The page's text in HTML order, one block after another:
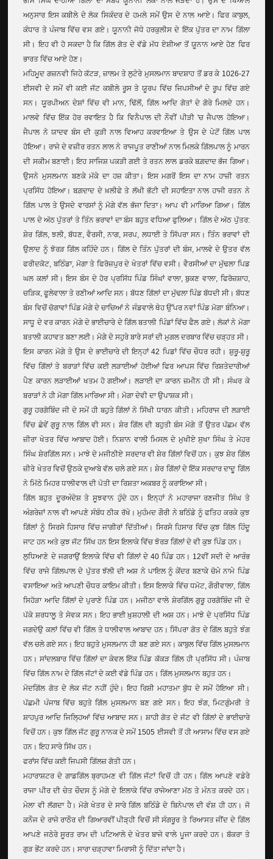
ਅਨੁਸਾਰ ਇਸ ਕਬੀਲੇ ਦੇ ਲੋਕ ਸਿਕੰਦਰ ਦੇ ਹਮਲੇ ਸਮੇਂ ਉਸ ਦੇ ਨਾਲ ਆਏ। ਫਿਰ ਕਾਬੁਲ,
ਕੰਧਾਰ ਤੇ ਪੰਜਾਬ ਵਿੱਚ ਵਸ ਗਏ। ਯੂਨਾਨੀ ਜੋਧੇ ਹਰਕੁਲੀਸ ਦੇ ਇੱਕ ਪੁੱਤਰ ਦਾ ਨਾਮ ਗਿੱਲਾ
ਸੀ। ਇਹ ਵੀ ਹੋ ਸਕਦਾ ਹੈ ਕਿ ਗਿੱਲ ਗੋਤ ਦੇ ਵੱਡੇ ਮੱਧ ਏਸ਼ੀਆ ਤੋਂ ਯੂਨਾਨ ਆਏ ਹੋਣ ਫਿਰ
ਭਾਰਤ ਵਿੱਚ ਆਏ ਹੋਣ।
ਮਹਿਮੂਦ ਗਜ਼ਨਵੀ ਜਿਹੇ ਕੱਟੜ, ਜ਼ਾਲਮ ਤੇ ਲੁਟੇਰੇ ਮੁਸਲਮਾਨ ਬਾਦਸ਼ਾਹ ਤੋਂ ਡਰ ਕੇ 1026-27
ਈਸਵੀ ਦੇ ਸਮੇਂ ਵੀ ਕਈ ਜੱਟ ਕਬੀਲੇ ਰੂਸ ਤੇ ਯੂਰਪ ਵਿੱਚ ਜਿਪਸੀਆਂ ਦੇ ਰੂਪ ਵਿੱਚ ਗਏ
ਸਨ। ਯੂਰਪੀਅਨ ਦੇਸ਼ਾਂ ਵਿੱਚ ਵੀ ਮਾਨ, ਢਿੱਲੋਂ, ਗਿੱਲ ਆਦਿ ਗੋਤਾਂ ਦੇ ਗੋਰੇ ਮਿਲਦੇ ਹਨ।
ਮਾਲਵੇ ਵਿੱਚ ਇੱਕ ਹੋਰ ਰਵਾਇਤ ਹੈ ਕਿ ਵਿਨੈਪਾਲ ਦੀ ਨੌਵੀਂ ਪੀੜੀ 'ਚ ਜੈਪਾਲ ਹੋਇਆ।
ਜੈਪਾਲ ਨੇ ਯਾਦਵ ਬੰਸ ਦੀ ਕੁੜੀ ਨਾਲ ਵਿਆਹ ਕਰਵਾਇਆ ਤੇ ਉਸ ਦੇ ਪੇਟੋਂ ਗਿੱਲ ਪਾਲ
ਹੋਇਆ। ਰਾਜੇ ਦੇ ਵਜ਼ੀਰ ਰਤਨ ਲਾਲ ਨੇ ਰਾਜਪੂਤ ਰਾਣੀਆਂ ਨਾਲ ਮਿਲਕੇ ਗਿੱਲਪਾਲ ਨੂੰ ਮਾਰਨ
ਦੀ ਸਕੀਮ ਬਣਾਈ। ਇਹ ਸਾਜਿਸ਼ ਪਕੜੀ ਗਈ ਤੇ ਰਤਨ ਲਾਲ ਡਰਕੇ ਬਗ਼ਦਾਦ ਭੱਜ ਗਿਆ।
ਉਸਨੇ ਮੁਸਲਮਾਨ ਬਣਕੇ ਮੱਕੇ ਦਾ ਹਜ਼ ਕੀਤਾ। ਇਸ ਮਗਰੋਂ ਇਸ ਦਾ ਨਾਮ ਹਾਜ਼ੀ ਰਤਨ
ਪ੍ਰਸਿੱਧ ਹੋਇਆ। ਬਗ਼ਦਾਦ ਦੇ ਖ਼ਲੀਫੇ ਤੇ ਲੱਖੀ ਭੱਟੀ ਦੀ ਸਹਾਇਤਾ ਨਾਲ ਹਾਜੀ ਰਤਨ ਨੇ
ਗਿੱਲ ਪਾਲ ਤੇ ਉਸਦੇ ਵਾਰਸਾਂ ਨੂੰ ਮੋਗੇ ਵੱਲ ਭੱਜਾ ਦਿਤਾ। ਆਪ ਵੀ ਮਾਰਿਆ ਗਿਆ। ਗਿੱਲ
ਪਾਲ ਦੇ ਅੱਠ ਪੁੱਤਰਾਂ ਤੇ ਤਿੰਨ ਭਰਾਵਾਂ ਦਾ ਬੰਸ ਬਹੁਤ ਵਧਿਆ ਫੁਲਿਆ। ਗਿੱਲ ਦੇ ਅੱਠ ਪੁੱਤਰ:
ਸ਼ੇਰ ਗਿੱਲ, ਝਲੀ, ਬੱਧਣ, ਵੈਰਸੀ, ਨਾਗ, ਸਰਪ, ਲਧਾਈ ਤੇ ਸਿੱਪਰਾ ਸਨ। ਤਿੰਨ ਭਰਾਵਾਂ ਦੀ
ਉਲਾਦ ਨੂੰ ਝੋਰੜ ਗਿੱਲ ਕਹਿੰਦੇ ਹਨ। ਗਿੱਲ ਦੇ ਤਿੰਨ ਪੁੱਤਰਾਂ ਦੀ ਬੰਸ, ਮਾਲਵੇ ਦੇ ਉਤਰ ਵੱਲ
ਫਰੀਦਕੋਟ, ਬਠਿੰਡਾ, ਮੋਗਾ ਤੇ ਫਿਰੋਜ਼ਪੁਰ ਦੇ ਖੇਤਰਾਂ ਵਿੱਚ ਵਸੀ। ਵੈਰਸੀਆਂ ਦਾ ਮੁੱਢਲਾ ਪਿਡ
ਘਲ ਕਲਾਂ ਸੀ। ਇਸ ਬੰਸ ਦੇ ਹੋਰ ਪ੍ਰਸਿੱਧ ਪਿੰਡ ਸਿੰਘਾਂ ਵਾਲਾ, ਬੁਕਣ ਵਾਲਾ, ਫਿਰੋਜ਼ਸ਼ਾਹ,
ਚੜਿਕ, ਫੂਲੇਵਾਲਾ ਤੇ ਰਣੀਆਂ ਆਦਿ ਸਨ। ਬੱਧਣ ਗਿੱਲਾਂ ਦਾ ਮੁੱਢਲਾ ਪਿੰਡ ਬੱਧਦੀ ਸੀ। ਬੱਧਣ
ਬੰਸ ਵਿਚੋਂ ਚੋਗਾਵਾਂ ਪਿੰਡ ਮੋਗੇ ਦੇ ਚਾਚਿਆਂ ਨੇ ਜੰਡਵਾਲੇ ਥੇਹ ਉੱਪਰ ਨਵਾਂ ਪਿੰਡ ਮੋਗਾ ਬੰਨਿਆ।
ਸਾਧੂ ਦੇ ਵਰ ਕਾਰਨ ਮੋਗੇ ਦੇ ਭਾਈਚਾਰੇ ਦੇ ਗਿੱਲ ਬਤਾਲੀ ਪਿੰਡਾਂ ਵਿੱਚ ਫੈਲ ਗਏ। ਲੋਕਾਂ ਨੇ ਮੋਗਾ
ਬਤਾਲੀ ਕਹਾਵਤ ਬਣਾ ਲਈ। ਮੋਗੇ ਦੇ ਸਹੁਰੇ ਬਾਰੇ ਸਰਾਂ ਦੀ ਮੁਗਲ ਦਰਬਾਰ ਵਿੱਚ ਚੜ੍ਹਤ ਸੀ।
ਇਸ ਕਾਰਨ ਮੋਗੇ ਤੇ ਉਸ ਦੇ ਭਾਈਚਾਰੇ ਦੀ ਇਨ੍ਹਾਂ 42 ਪਿਡਾਂ ਵਿੱਚ ਚੌਧਰ ਰਹੀ। ਸ਼ੁਰੂ-ਸ਼ੁਰੂ
ਵਿੱਚ ਗਿੱਲਾਂ ਤੇ ਬਰਾੜਾਂ ਵਿੱਚ ਕਈ ਲੜਾਈਆਂ ਹੋਈਆਂ ਫਿਰ ਆਪਸ ਵਿੱਚ ਰਿਸ਼ਤੇਦਾਰੀਆਂ
ਪੈਣ ਕਾਰਨ ਲੜਾਈਆਂ ਖਤਮ ਹੋ ਗਈਆਂ। ਲੜਾਈ ਦਾ ਕਾਰਨ ਜ਼ਮੀਨ ਹੀ ਸੀ। ਸੰਘਰ ਕੇ
ਬਰਾੜਾਂ ਨੇ ਹੀ ਮੋਗਾ ਗਿੱਲ ਮਾਰਿਆ ਸੀ। ਮੋਗਾ ਦੇਵੀ ਦਾ ਉਪਾਸ਼ਕ ਸੀ।
ਗੁਰੂ ਹਰਗੋਬਿੰਦ ਜੀ ਦੇ ਸਮੇਂ ਹੀ ਬਹੁਤੇ ਗਿੱਲਾਂ ਨੇ ਸਿੱਖੀ ਧਾਰਨ ਕੀਤੀ। ਮਹਿਰਾਜ ਦੀ ਲੜਾਈ
ਵਿੱਚ ਛੇਵੇਂ ਗੁਰੂ ਨਾਲ ਗਿੱਲ ਵੀ ਸਨ। ਸ਼ੇਰ ਗਿੱਲ ਦੀ ਬਹੁਤੀ ਬੰਸ ਮੋਗੇ ਤੋਂ ਉਤਰ ਪੱਛਮ ਵੱਲ
ਜ਼ੀਰਾ ਖੇਤਰ ਵਿੱਚ ਆਬਾਦ ਹੋਈ। ਨਿਸ਼ਾਨ ਵਾਲੀ ਮਿਸਲ ਦੇ ਮੁਖੀਏ ਸੁਖਾ ਸਿੰਘ ਤੇ ਮੇਹਰ
ਸਿੰਘ ਸ਼ੇਰਗਿੱਲ ਸਨ। ਮਾਝੇ ਦੇ ਮਜੀਠੀਏ ਸਰਦਾਰ ਵੀ ਸ਼ੇਰ ਗਿੱਲਾਂ ਵਿਚੋਂ ਹਨ। ਕੁਝ ਸ਼ੇਰ ਗਿੱਲ
ਜ਼ੀਰੇ ਖੇਤਰ ਵਿਚੋਂ ਉਠਕੇ ਦੁਆਬੇ ਵੱਲ ਚਲੇ ਗਏ ਸਨ। ਸ਼ੇਰ ਗਿੱਲਾਂ ਦੇ ਇੱਕ ਸਰਦਾਰ ਦਾਦੂ ਗਿੱਲ
ਨੇ ਮਿੱਠੇ ਮਿਹਰ ਧਾਲੀਵਾਲ ਦੀ ਪੋਤੀ ਦਾ ਰਿਸ਼ਤਾ ਅਕਬਰ ਨੂੰ ਕਰਾਇਆ ਸੀ।
ਗਿੱਲ ਬਹੁਤ ਦੂਰਅੰਦੇਸ਼ ਤੇ ਸੂਝਵਾਨ ਹੁੰਦੇ ਹਨ। ਇਨ੍ਹਾਂ ਨੇ ਮਹਾਰਾਜਾ ਰਣਜੀਤ ਸਿੰਘ ਤੇ
ਅੰਗਰੇਜ਼ਾਂ ਨਾਲ ਵੀ ਆਪਣੇ ਸੰਬੰਧ ਠੀਕ ਰੱਖੇ। ਮੁਹੰਮਦ ਗੌਰੀ ਨੇ ਬਠਿੰਡੇ ਨੂੰ ਫਤਿਹ ਕਰਕੇ ਕੁਝ
ਗਿੱਲਾਂ ਨੂੰ ਸਿਰਸੇ ਹਿਸਾਰ ਵਿੱਚ ਜਾਗੀਰਾਂ ਦਿੱਤੀਆਂ। ਸਿਰਸੇ ਹਿਸਾਰ ਵਿੱਚ ਕੁਝ ਗਿੱਲ ਹਿੰਦੂ
ਜਾਟ ਹਨ ਅਤੇ ਕੁਝ ਜੱਟ ਸਿੱਖ ਹਨ ਇਸ ਇਲਾਕੇ ਵਿੱਚ ਝੋਰੜ ਗਿੱਲਾਂ ਦੇ ਵੀ ਕੁਝ ਪਿੰਡ ਹਨ।
ਲੁਧਿਆਣੇ ਦੇ ਜਗਰਾਉਂ ਇਲਾਕੇ ਵਿੱਚ ਵੀ ਗਿੱਲਾਂ ਦੇ 40 ਪਿੰਡ ਹਨ। 12ਵੀਂ ਸਦੀ ਦੇ ਆਰੰਭ
ਵਿੱਚ ਰਾਜੇ ਗਿੱਲਪਾਲ ਦੇ ਪੁੱਤਰ ਝੱਲੀ ਦੀ ਅਸ਼ ਨੇ ਪਾਇਲ ਨੂੰ ਕੇਂਦਰ ਬਣਾਕੇ ਚੋਮੇ ਨਾਮੇ ਪਿੰਡ
ਵਸਾਇਆ ਅਤੇ ਆਪਣੀ ਚੌਧਰ ਕਾਇਮ ਕੀਤੀ। ਇਸ ਇਲਾਕੇ ਵਿੱਚ ਧਮੋਟ, ਗੌਰੀਵਾਲਾ, ਗਿੱਲ
ਸਿਹੋੜਾ ਆਦਿ ਗਿੱਲਾਂ ਦੇ ਪੁਰਾਣੇ ਪਿੰਡ ਹਨ। ਮਜੀਠਾ ਵਾਲੇ ਸ਼ੇਰਗਿੱਲ ਗੁਰੂ ਹਰਗੋਬਿੰਦ ਜੀ ਦੇ
ਪੱਕੇ ਸ਼ਰਧਾਲੂ ਤੇ ਸੇਵਕ ਸਨ। ਇਹ ਭਾਈ ਖ਼ੁਸ਼ਹਾਲੀ ਦੀ ਅਸ਼ ਹਨ। ਮਾਝੇ ਦੇ ਪ੍ਰਸਿੱਧ ਪਿੰਡ
ਜਗਦੇਉ ਕਲਾਂ ਵਿੱਚ ਵੀ ਗਿੱਲ ਤੇ ਧਾਲੀਵਾਲ ਆਬਾਦ ਹਨ। ਸਿੱਪਰਾ ਗੋਤ ਦੇ ਗਿੱਲ ਬਹੁਤੇ ਝੰਗ
ਵੱਲ ਚਲੇ ਗਏ ਸਨ। ਇਹ ਬਹੁਤੇ ਮੁਸਲਮਾਨ ਹੀ ਬਣ ਗਏ ਸਨ। ਕਾਬੁਲ ਵਿੱਚ ਗਿੱਲ ਮੁਸਲਮਾਨ
ਹਨ। ਸਾਂਦਲਬਾਰ ਵਿੱਚ ਗਿੱਲਾਂ ਦਾ ਕੇਵਲ ਇੱਕ ਪਿੰਡ ਕੱਕੜ ਗਿੱਲ ਹੀ ਪ੍ਰਸਿੱਧ ਸੀ। ਪੰਜਾਬ
ਵਿੱਚ ਗਿੱਲ ਨਾਮ ਦੇ ਗਿੱਲ ਜੱਟਾਂ ਦੇ ਕਈ ਵੱਡੇ ਪਿੰਡ ਹਨ। ਗਿੱਲ ਮੁਸਲਮਾਨ ਬਹੁਤ ਹਨ।
ਮੋਦਗਿੱਲ ਗੋਤ ਦੇ ਲੋਕ ਜੱਟ ਨਹੀਂ ਹੁੰਦੇ। ਇਹ ਰਿਸ਼ੀ ਮਹਾਤਮਾ ਬੁੱਧ ਦੇ ਸਮੇਂ ਹੋਇਆ ਸੀ।
ਪੱਛਮੀ ਪੰਜਾਬ ਵਿੱਚ ਬਹੁਤੇ ਗਿੱਲ ਮੁਸਲਮਾਨ ਬਣ ਗਏ ਸਨ। ਇਹ ਝੰਗ, ਮਿਟਗੁੰਮਰੀ ਤੇ
ਸ਼ਾਹਪੁਰ ਆਦਿ ਜਿਲ੍ਹਿਆਂ ਵਿੱਚ ਆਬਾਦ ਸਨ। ਸ਼ਾਹੀ ਗੋਤ ਦੇ ਜੱਟ ਵੀ ਗਿੱਲਾਂ ਦੇ ਭਾਈਚਾਰੇ
ਵਿਚੋਂ ਹਨ। ਕੁਝ ਗਿੱਲ ਜੱਟ ਗੁਰੂ ਨਾਨਕ ਦੇ ਸਮੇਂ 1505 ਈਸਵੀ ਤੋਂ ਹੀ ਆਸਾਮ ਵਿੱਚ ਵਸ ਗਏ
ਹਨ। ਇਹ ਸਾਰੇ ਸਿੱਖ ਹਨ।
ਫਰਾਂਸ ਵਿੱਚ ਕਈ ਜਿਪਸੀ ਗਿੱਲਜ਼ ਗੋਤੀ ਹਨ।
ਮਹਾਰਾਸ਼ਟਰ ਦੇ ਗਾਡਗਿੱਲ ਬ੍ਰਾਹਮਣ ਵੀ ਗਿੱਲ ਜੱਟਾਂ ਵਿਚੋਂ ਹੀ ਹਨ। ਗਿੱਲ ਆਪਣੇ ਵਡੇਰੇ
ਰਾਜਾ ਪੀਰ ਦੀ ਚੇਤ ਚੌਦਸ ਨੂੰ ਮੋਗੇ ਦੇ ਇਲਾਕੇ ਵਿੱਚ ਰਾਜੇਆਣਾ ਮੱਠ ਤੇ ਮੰਨਤ ਕਰਦੇ ਹਨ।
ਮੇਲਾ ਵੀ ਲੱਗਦਾ ਹੈ। ਮੋਗੇ ਖੇਤਰ ਦੇ ਸਾਰੇ ਗਿੱਲ ਬਠਿੰਡੇ ਦੇ ਬਿਨੇਪਾਲ ਦੀ ਵੰਸ਼ ਹੀ ਹਨ। ਜੋ
ਕਨੌਜ ਦੇ ਰਾਜੇ ਰਾਠੌਰ ਦੀ ਗਿਆਰਵੀਂ ਪੀੜ੍ਹੀ ਵਿਚੋਂ ਸੀ ਸੰਗਰੂਰ ਤੇ ਰਿਆਸਤ ਜੀਂਦ ਦੇ ਗਿੱਲ
ਆਪਣੇ ਜਠੇਰੇ ਸੂਰਤ ਰਾਮ ਦੀ ਪਟਿਆਲੇ ਦੇ ਖੇਤਰ ਬਾਜੇ ਵਾਲੇ ਪੂਜਾ ਕਰਦੇ ਹਨ। ਬੱਕਰਾ ਤੇ
ਗੁੜ ਭੇਂਟ ਕਰਦੇ ਹਨ। ਸਾਰਾ ਚੜ੍ਹਾਵਾ ਮਿਰਾਸੀ ਨੂੰ ਦਿੱਤਾ ਜਾਂਦਾ ਹੈ।